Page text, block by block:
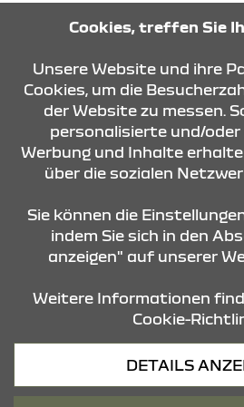
ÖFFNUNGSZEITEN
Datenschutz
Cookies, treffen Sie
Unsere Website und ihre
Cookies, um die
der Website zu messen.
personalisierte und/
Werbung und Inhalte
über die sozialen
Sie können die
indem Sie sich in den
anzeigen" auf unserer
Weitere Informationen
Cookie-
DETAILS